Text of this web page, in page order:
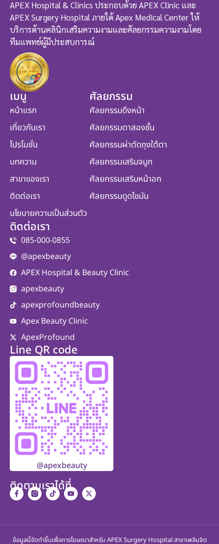
APEX Hospital & Clinics ประกอบด้วย APEX Clinic และ
APEX Surgery Hospital ภายใต้ Apex Medical Center ให้
บริการด้านคลินิกเสริมความงามและศัลยกรรมความงามโดย
ทีมแพทย์ผู้มีประสบการณ์
เมนู
หน้าแรก
เกี่ยวกับเรา
โปรโมชั่น
บทความ
สาขาของเรา
ติดต่อเรา
นโยบายความเป็นส่วนตัว
ศัลยกรรม
ศัลยกรรมดึงหน้า
ศัลยกรรมตาสองชั้น
ศัลยกรรมผ่าตัดถุงใต้ตา
ศัลยกรรมเสริมจมูก
ศัลยกรรมเสริมหน้าอก
ศัลยกรรมดูดไขมัน
ติดต่อเรา
085-000-0855
@apexbeauty
APEX Hospital & Beauty Clinic
apexbeauty
apexprofoundbeauty
Apex Beauty Clinic
ApexProfound
Line QR code
@apexbeauty
ติดตามเราได้ที่
ข้อมูลนี้จัดทำขึ้นเพื่อการโฆษณาสำหรับ APEX Surgery Hospital สาขาเพลินจิต